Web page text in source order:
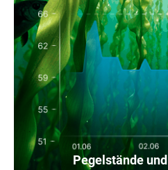
Pegelstände